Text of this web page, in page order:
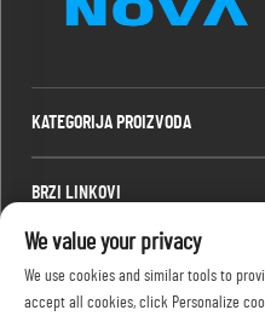
KATEGORIJA PROIZVODA
BRZI LINKOVI
Office add : 2F, 486-2 Jinyuanxi 2nd
We value your privacy
We use cookies and similar tools to
accept all cookies, click Personalize